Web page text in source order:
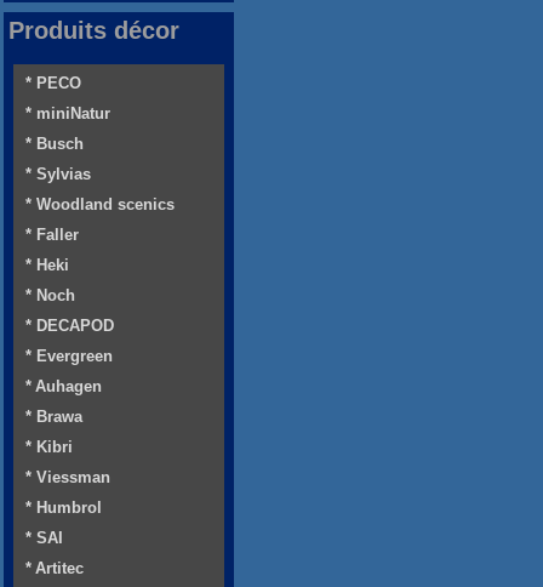
Produits décor
* PECO
* miniNatur
* Busch
* Sylvias
* Woodland scenics
* Faller
* Heki
* Noch
* DECAPOD
* Evergreen
* Auhagen
* Brawa
* Kibri
* Viessman
* Humbrol
* SAI
* Artitec